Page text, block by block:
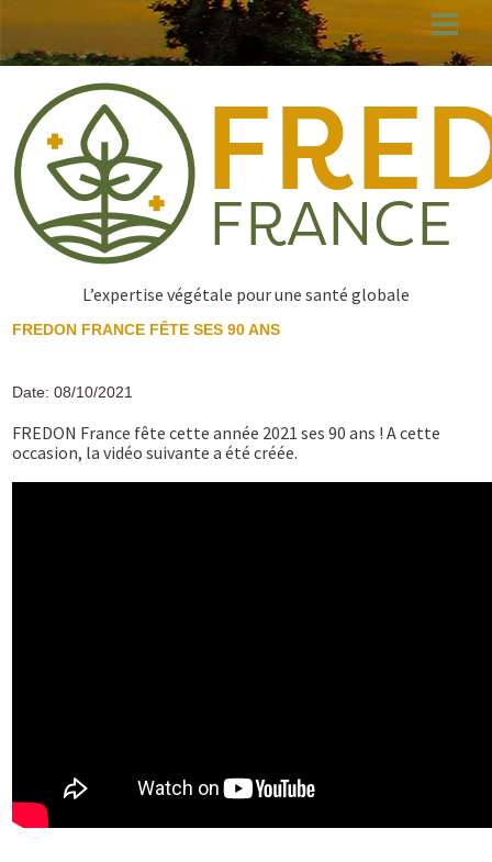
au
principal
L’expertise végétale pour une santé globale
FREDON FRANCE FÊTE SES 90 ANS
Date: 08/10/2021
FREDON France fête cette année 2021 ses 90 ans ! A cette
occasion, la vidéo suivante a été créée.